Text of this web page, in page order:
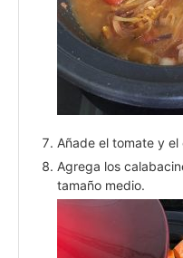
Añade el tomate y el
Agrega los
tamaño medio.